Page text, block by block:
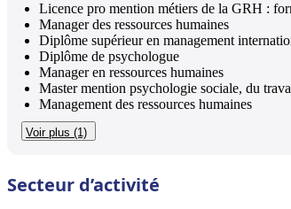
Licence pro mention métiers de la GRH :
Manager des ressources humaines
Diplôme supérieur en management
Diplôme de psychologue
Manager en ressources humaines
Master mention psychologie sociale, du
Management des ressources humaines
Voir plus (1)
Secteur d’activité